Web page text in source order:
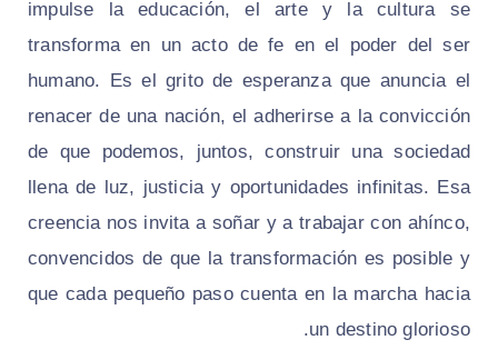
impulse la educación, el arte y la cultura se
transforma en un acto de fe en el poder del ser
humano. Es el grito de esperanza que anuncia el
renacer de una nación, el adherirse a la convicción
de que podemos, juntos, construir una sociedad
llena de luz, justicia y oportunidades infinitas. Esa
creencia nos invita a soñar y a trabajar con ahínco,
convencidos de que la transformación es posible y
que cada pequeño paso cuenta en la marcha hacia
un destino glorioso.